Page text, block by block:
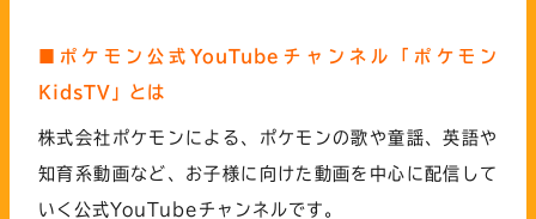
■ポケモン公式YouTubeチャンネル「ポケモン
KidsTV」とは
株式会社ポケモンによる、ポケモンの歌や童謡、英語や
知育系動画など、お子様に向けた動画を中心に配信して
いく公式YouTubeチャンネルです。